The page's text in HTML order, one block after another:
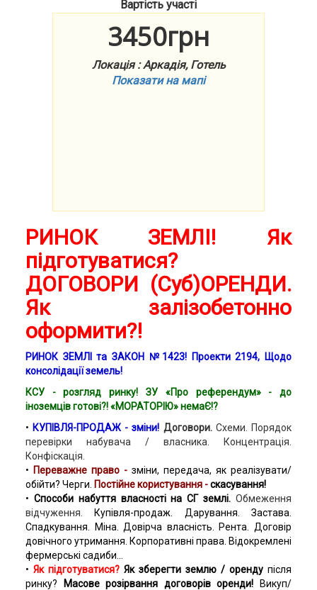
Вартість участі
3450грн
Локація : Аркадія, Готель
Показати на мапі
РИНОК ЗЕМЛІ! Як
підготуватися?
ДОГОВОРИ (Суб)ОРЕНДИ.
Як залізобетонно
оформити?!
РИНОК ЗЕМЛІ та ЗАКОН №1423! Проекти 2194, Щодо
консолідації земель!
КСУ - розгляд ринку! ЗУ «Про референдум» - до
іноземців готові?! «МОРАТОРІЮ» немаЄ!?
• КУПІВЛЯ-ПРОДАЖ - зміни! Договори. Схеми. Порядок
перевірки набувача / власника. Концентрація.
Конфіскація.
• Переважне право -зміни, передача, як реалізувати/
обійти? Черги. Постійне користування -скасування!
• Способи набуття власності на СГ землі.Обмеження
відчуження.
Купівля-продаж. Дарування. Застава.
Спадкування. Міна. Довірча власність. Рента. Договір
довічного утримання. Корпоративні права. Відокремлені
фермерські садиби...
• Як підготуватися? Як зберегти землю / орендупісля
ринку? Масове розірвання договорів оренди! Викуп/